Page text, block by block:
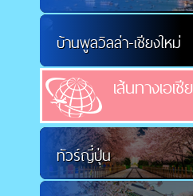
บ้านพูลวิลล่า-เชียงใหม่
เส้นทางเอเชีย
ทัวร์ญี่ปุ่น